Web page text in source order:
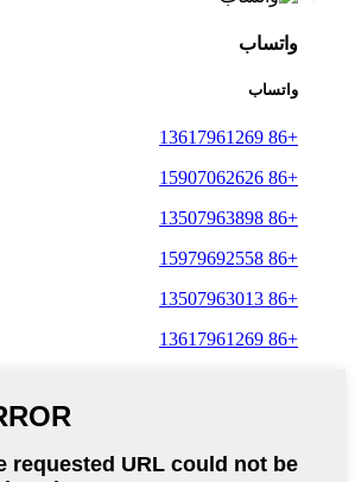
واتساب
واتساب
+86 13617961269
+86 15907062626
+86 13507963898
+86 15979692558
+86 13507963013
+86 13617961269